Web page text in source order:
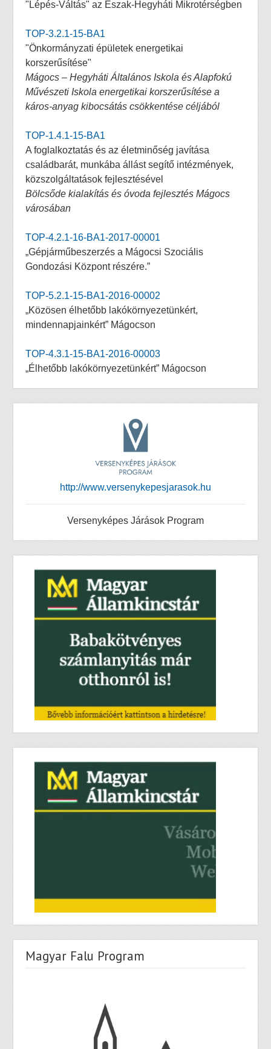
"Lépés-Váltás" az Észak-Hegyháti Mikrotérségben
TOP-3.2.1-15-BA1
"Önkormányzati épületek energetikai
korszerűsítése"
Mágocs – Hegyháti Általános Iskola és Alapfokú
Művészeti Iskola energetikai korszerűsítése a
káros-anyag kibocsátás csökkentése céljából
TOP-1.4.1-15-BA1
A foglalkoztatás és az életminőség javítása
családbarát, munkába állást segítő intézmények,
közszolgáltatások fejlesztésével
Bölcsőde kialakítás és óvoda fejlesztés Mágocs
városában
TOP-4.2.1-16-BA1-2017-00001
„Gépjárműbeszerzés a Mágocsi Szociális
Gondozási Központ részére.”
TOP-5.2.1-15-BA1-2016-00002
„Közösen élhetőbb lakókörnyezetünkért,
mindennapjainkért” Mágocson
TOP-4.3.1-15-BA1-2016-00003
„Élhetőbb lakókörnyezetünkért” Mágocson
http://www.versenykepesjarasok.hu
Versenyképes Járások Program
Magyar Falu Program